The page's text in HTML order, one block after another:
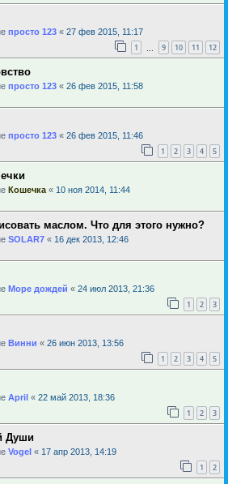
просто 123 « 27 фев 2015, 11:17
1 9 10 11 12
просто 123 « 26 фев 2015, 11:58
просто 123 « 26 фев 2015, 11:46
1 2 3 4 5
Кошечка « 10 ноя 2014, 11:44
маслом. Что для этого нужно?
SOLAR7 « 16 дек 2013, 12:46
Море дождей « 24 июл 2013, 21:36
1 2 3
Винни « 26 июн 2013, 13:56
1 2 3 4 5
April « 22 май 2013, 18:36
1 2 3
Души
Vogel « 17 апр 2013, 14:19
1 2